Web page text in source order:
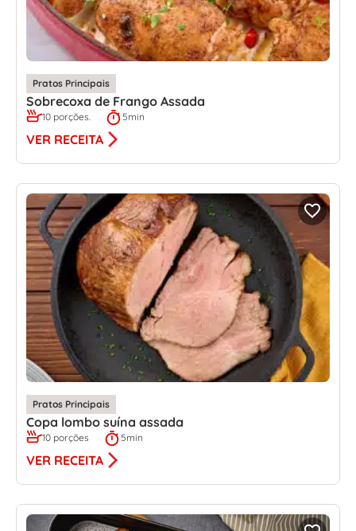
Pratos Principais
Sobrecoxa de Frango Assada
10 porções. 5min
VER RECEITA
Pratos Principais
Copa lombo suína assada
10 porções 5min
VER RECEITA